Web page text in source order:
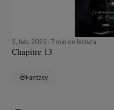
3, feb, 2025 7 min de lectura
Chapitre 13
Fantasy